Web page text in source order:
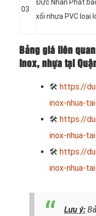
03
Đức Nhân Phát
xối nhựa PVC loại
Bảng giá liên
inox, nhựa tại
🛠 https://
inox-nhua-
🛠 https://
inox-nhua-
🛠 https://
inox-nhua-
Lưu ý: